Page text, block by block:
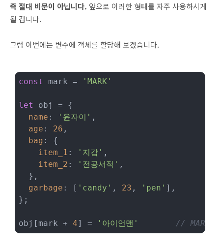
즉 절대 비문이 아닙니다. 앞으로 이러한 형태를 자주 사용하시게
될 겁니다.
그럼 이번에는 변수에 객체를 할당해 보겠습니다.
const mark = 'MARK'
let
obj = {
name : '윤자이' ,
age : 26 ,
bag : {
item_1 : '지갑' ,
item_2 : '전공서적' ,
  },
garbage : [ 'candy' , 23 , 'pen' ],
};
obj[mark + 4] = '아이언맨' // MARK4